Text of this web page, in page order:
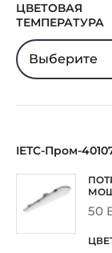
ЦВЕТОВАЯ
ТЕМПЕРАТУРА
Выберите
IETC-Пром-
50